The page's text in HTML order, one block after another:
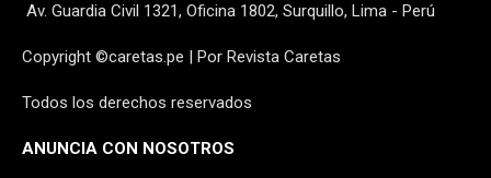
Av. Guardia Civil 1321, Oficina 1802, Surquillo, Lima - Perú
Copyright ©caretas.pe | Por Revista Caretas
Todos los derechos reservados
ANUNCIA CON NOSOTROS